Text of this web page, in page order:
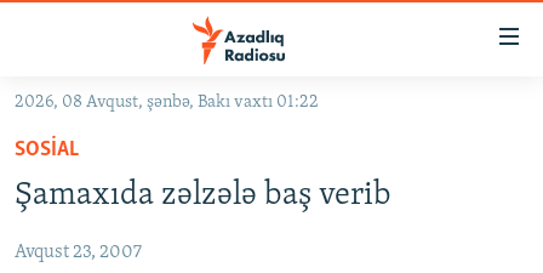
Əsas
qayıt
Əsas
naviqasiyaya
qayıt
GÜNDƏM
KORRUPSIOMETR
#ƏSLINDƏ
2026, 08 Avqust, şənbə, Bakı vaxtı 01:22
SOSIAL
Şamaxıda zəlzələ baş verib
Avqust 23, 2007